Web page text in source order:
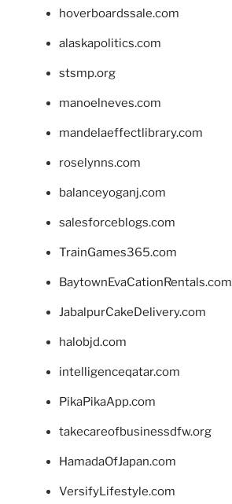
hoverboardssale.com
alaskapolitics.com
stsmp.org
manoelneves.com
mandelaeffectlibrary.com
roselynns.com
balanceyoganj.com
salesforceblogs.com
TrainGames365.com
BaytownEvaCationRentals.com
JabalpurCakeDelivery.com
halobjd.com
intelligenceqatar.com
PikaPikaApp.com
takecareofbusinessdfw.org
HamadaOfJapan.com
VersifyLifestyle.com